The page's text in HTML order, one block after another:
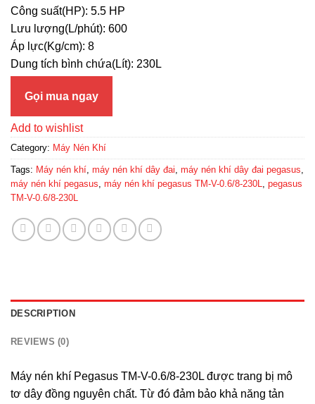
Công suất(HP): 5.5 HP
Lưu lượng(L/phút): 600
Áp lực(Kg/cm): 8
Dung tích bình chứa(Lít): 230L
Gọi mua ngay
Add to wishlist
Category: Máy Nén Khí
Tags: Máy nén khí, máy nén khí dây đai, máy nén khí dây đai pegasus,
máy nén khí pegasus, máy nén khí pegasus TM-V-0.6/8-230L, pegasus
TM-V-0.6/8-230L
DESCRIPTION
REVIEWS (0)
Máy nén khí Pegasus TM-V-0.6/8-230L được trang bị mô
tơ dây đồng nguyên chất. Từ đó đảm bảo khả năng tản